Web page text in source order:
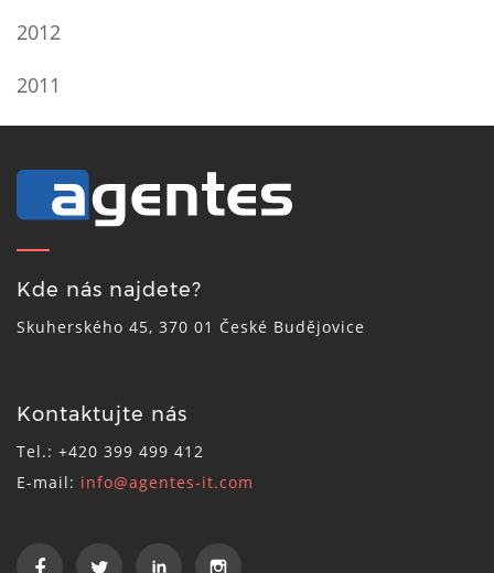
2012
2011
Kde nás najdete?
Skuherského 45, 370 01 České Budějovice
Kontaktujte nás
Tel.: +420 399 499 412
E-mail: info@agentes-it.com